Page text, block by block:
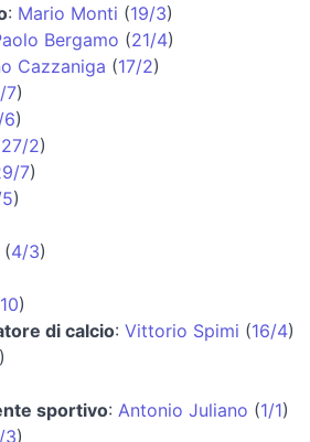
: Mario Monti (19/3)
Bergamo (21/4)
Cazzaniga (17/2)
7)
6)
27/2)
7)
)
(4/3)
)
di calcio: Vittorio Spimi (16/4)
)
sportivo: Antonio Juliano (1/1)
3)